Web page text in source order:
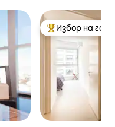
Най-популярен
Избор на